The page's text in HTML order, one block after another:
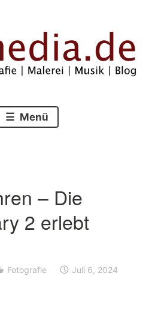
Menü
– Die
2 erlebt
Fotografie Juli 6, 2024